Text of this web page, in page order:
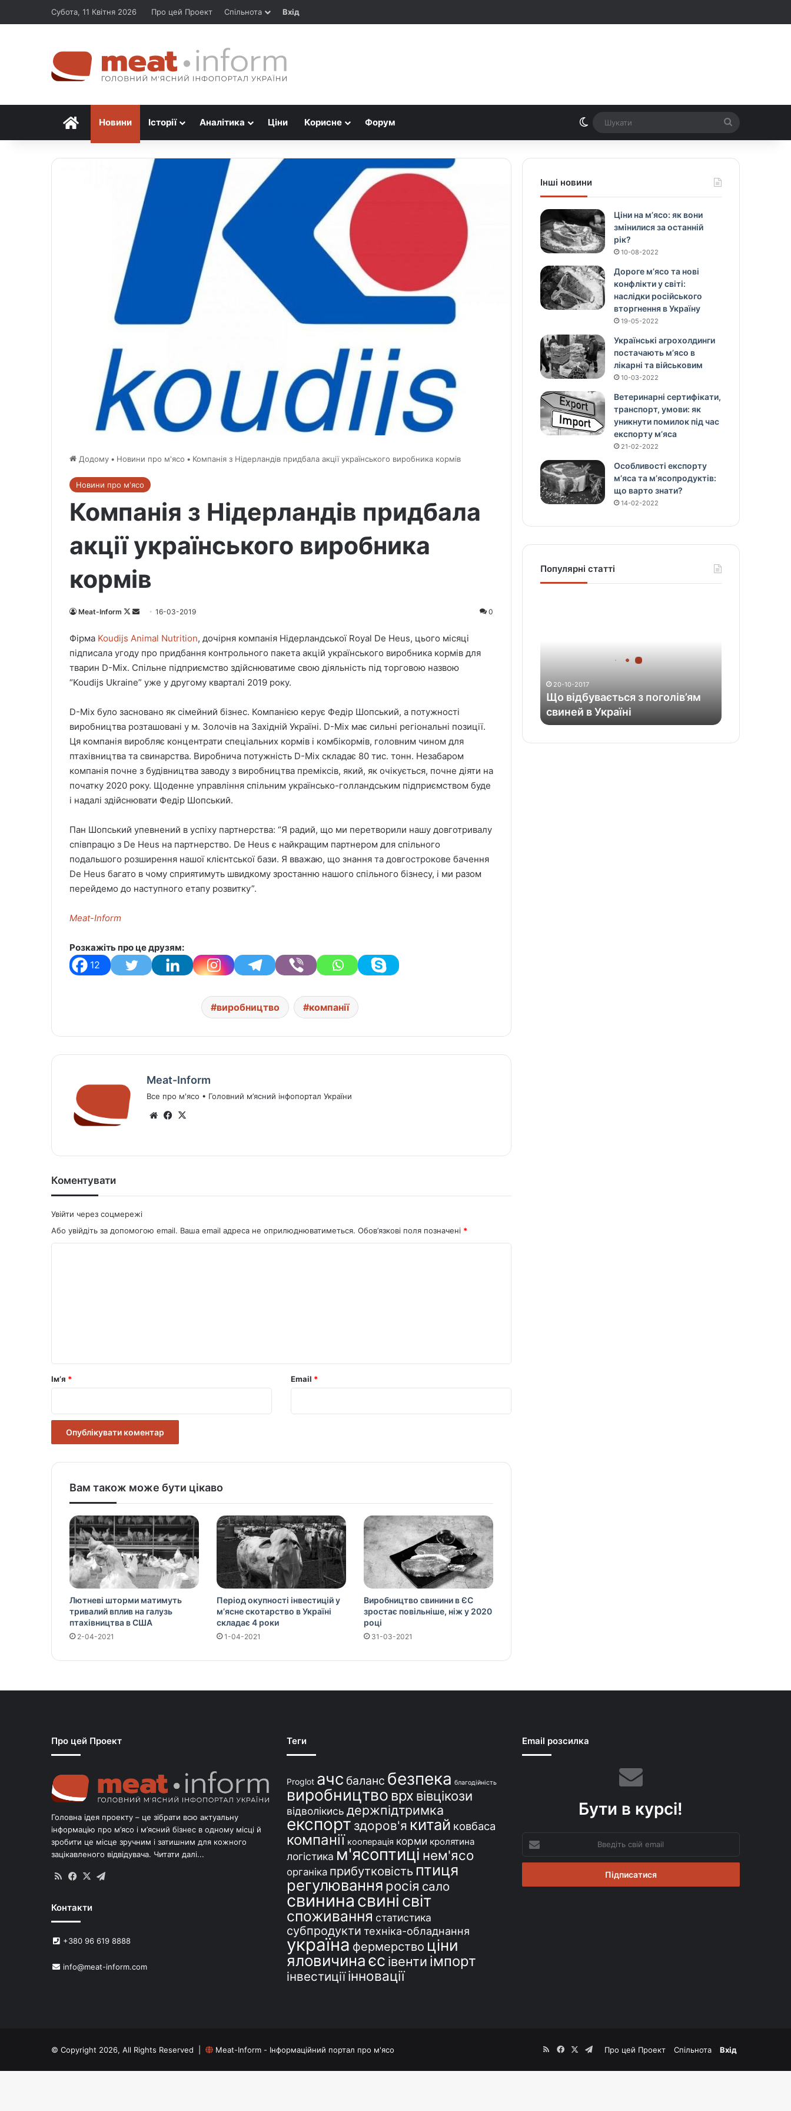
Субота, 11 Квітня 2026 Про цей Проект Спільнота Вхід
ГоловнаНовини Історії Аналітика Ціни Корисне Форум Switch skin
Додому • Новини про м'ясо • Компанія з Нідерландів придбала акції українського виробника кормів
Новини про м'ясо
Компанія з Нідерландів придбала
акції українського виробника
кормів
Meat-Inform
F
l
l
o
w
n
X
n
d
a
n
m
a
i
l
16-03-2019 0
Фірма Koudijs Animal Nutrition, дочірня компанія Нідерландської Royal De Heus, цього місяці
підписала угоду про придбання контрольного пакета акцій українського виробника кормів для
тварин D-Mix. Спільне підприємство здійснюватиме свою діяльність під торговою назвою
“Koudijs Ukraine” уже у другому кварталі 2019 року.
D-Mix було засновано як сімейний бізнес. Компанією керує Федір Шопський, а потужності
виробництва розташовані у м. Золочів на Західній Україні. D-Mix має сильні регіональні позиції.
Ця компанія виробляє концентрати спеціальних кормів і комбікормів, головним чином для
птахівництва та свинарства. Виробнича потужність D-Mix складає 80 тис. тонн. Незабаром
компанія почне з будівництва заводу з виробництва преміксів, який, як очікується, почне діяти на
початку 2020 року. Щоденне управління спільним українсько-голландським підприємством буде
і надалі здійснювати Федір Шопський.
Пан Шопський упевнений в успіху партнерства: “Я радий, що ми перетворили нашу довготривалу
співпрацю з De Heus на партнерство. De Heus є найкращим партнером для спільного
подальшого розширення нашої клієнтської бази. Я вважаю, що знання та довгострокове бачення
De Heus багато в чому сприятимуть швидкому зростанню нашого спільного бізнесу, і ми разом
перейдемо до наступного етапу розвитку”.
Meat-Inform
Розкажіть про це друзям:
12
виробництво компанії
Meat-Inform
Все про м'ясо • Головний м’ясний інфопортал України
We Fa
ok
Коментувати
Увійти через соцмережі
Або увійдіть за допомогою email. Ваша email адреса не оприлюднюватиметься. Обов’язкові поля позначені *
рІм’я * Email *
Вам також може бути цікаво
Лютневі шторми матимуть
тривалий вплив на галузь
птахівництва в США
2-04-2021
Період окупності інвестицій у
м’ясне скотарство в Україні
складає 4 роки
1-04-2021
Виробництво свинини в ЄС
зростає повільніше, ніж у 2020
році
31-03-2021
Інші новини
Ціни на м’ясо: як вони
змінилися за останній
рік?
10-08-2022
Дороге м’ясо та нові
конфлікти у світі:
наслідки російського
вторгнення в Україну
19-05-2022
Українські агрохолдинги
постачають м’ясо в
лікарні та військовим
10-03-2022
Ветеринарні сертифікати,
транспорт, умови: як
уникнути помилок під час
експорту м’яса
21-02-2022
Особливості експорту
м’яса та м’ясопродуктів:
що варто знати?
14-02-2022
Популярні статті
т
20-10-2017
Що відбувається з поголів’ям
свиней в Україні
Про цей Проект
Головна ідея проекту – це зібрати всю актуальну
інформацію про м’ясо і м’ясний бізнес в одному місці й
зробити це місце зручним і затишним для кожного
зацікавленого відвідувача. Читати далі...
RSS Facebook
X
Контакти
+380 96 619 8888
info@meat-inform.com
Теги
Proglot ачс баланс безпека благодійність
виробництво врх вівцікози
відволікись держпідтримка
експорт здоров'я китай ковбаса
компанії кооперація корми кролятина
логістика м'ясоптиці нем'ясо
органіка прибутковість птиця
регулювання росія сало
свинина свині світ
споживання статистика
субпродукти техніка-обладнання
україна фермерство ціни
яловичинаєс івенти імпорт
інвестиції інновації
Email розсилка
Бути в курсі!
свій
email
© Copyright 2026, All Rights Reserved | Meat-Inform - Інформаційний портал про м'ясо Про цей Проект Спільнота Вхід
RSSFacebookTelegram